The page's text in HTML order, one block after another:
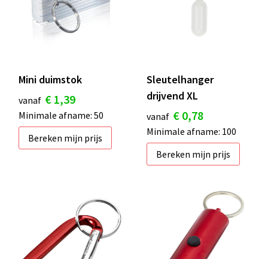
Mini duimstok
vanaf € 1,39
Minimale afname: 50
Bereken mijn prijs
Sleutelhanger
drijvend XL
vanaf € 0,78
Minimale afname: 100
Bereken mijn prijs